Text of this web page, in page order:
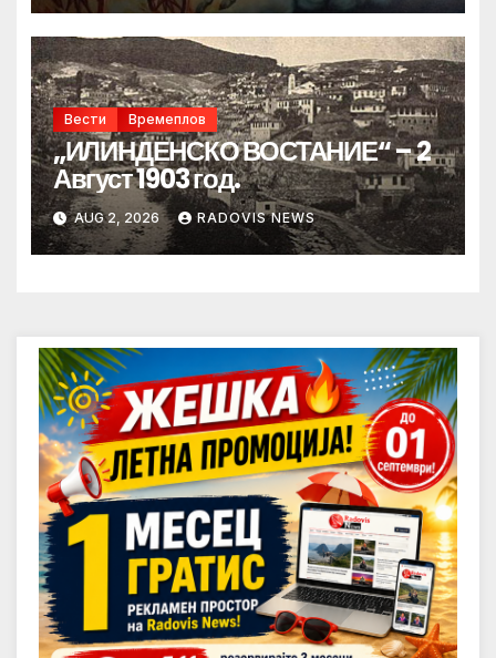
Вести Времеплов
„ИЛИНДЕНСКО ВОСТАНИЕ“ – 2
Август 1903 год.
AUG 2, 2026 RADOVIS NEWS